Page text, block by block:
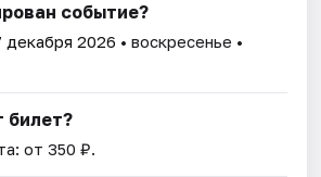
событие?
декабря 2026 • воскресенье •
билет?
от 350 ₽.